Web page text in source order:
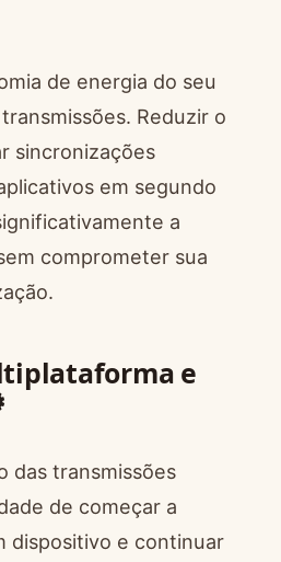
de energia do seu
Reduzir o
sincronizações
em segundo
a
comprometer sua
e
das transmissões
de começar a
dispositivo e continuar